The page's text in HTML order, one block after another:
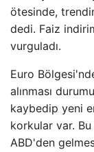
ötesinde,
dedi. Faiz
vurguladı.
Euro
alınması
kaybedip yeni
korkular var.
ABD'den